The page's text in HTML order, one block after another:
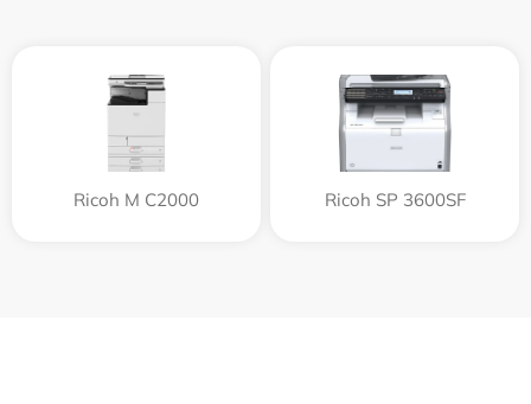
Ricoh M C2000 Ricoh SP 3600SF